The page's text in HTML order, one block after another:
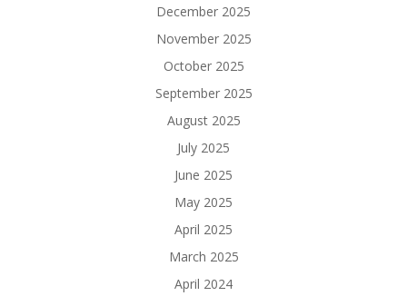
December 2025
November 2025
October 2025
September 2025
August 2025
July 2025
June 2025
May 2025
April 2025
March 2025
April 2024